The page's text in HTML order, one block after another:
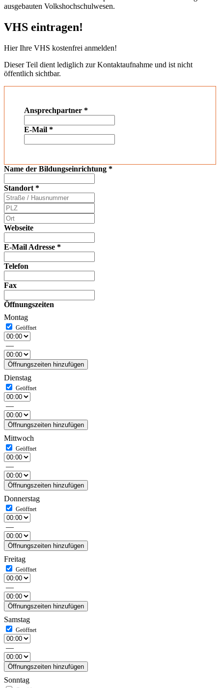
ausgebauten Volkshochschulwesen.
VHS eintragen!
Hier Ihre VHS kostenfrei anmelden!
Dieser Teil dient lediglich zur Kontaktaufnahme und ist nicht
öffentlich sichtbar.
Ansprechpartner *
E-Mail *
Name der Bildungseinrichtung *
Standort *
Webseite
E-Mail Adresse *
Telefon
Fax
Öffnungszeiten
Montag
—
Öffnungszeiten hinzufügen
Dienstag
—
Öffnungszeiten hinzufügen
Mittwoch
—
Öffnungszeiten hinzufügen
Donnerstag
—
Öffnungszeiten hinzufügen
Freitag
—
Öffnungszeiten hinzufügen
Samstag
—
Öffnungszeiten hinzufügen
Sonntag